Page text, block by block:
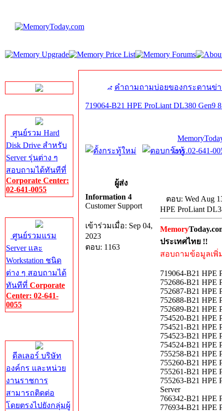
ศูนย์รวม Hard
Disk Drive สำหรับ
Server รุ่นต่าง ๆ
สอบถามได้ทันทีที่
Corporate Center:
02-641-0055
ศูนย์รวมแรม
Server และ
Workstation ชนิด
ต่าง ๆ สอบถามได้
ทันทีที่ Corporate
Center: 02-641-
0055
ดีลเลอร์ บริษัท
องค์กร และหน่วย
งานราชการ
สามารถติดต่อ
โดยตรงไปยังกลุ่มผู้
คำถามถามบ่อยของกระดานข่
719064-B21 HPE ProLiant DL380 Gen9 8
โทร.02-641-
ผู้ส่ง
Information 4
Customer Support
เข้าร่วมเมื่อ: Sep 04,
2023
ตอบ: 1163
ตอบ: Wed Aug
HPE ProLiant
Memory
ประเทศไทย !!
สอบถามข้อมูลเพิ่
719064-B21 HPE
752686-B21 HPE
752687-B21 HPE
752688-B21 HPE
752689-B21 HPE
754520-B21 HPE
754521-B21 HPE
754523-B21 HPE
754524-B21 HPE
755258-B21 HPE
755260-B21 HPE
755261-B21 HPE
755263-B21 HPE
Server
766342-B21 HPE
776934-B21 HPE